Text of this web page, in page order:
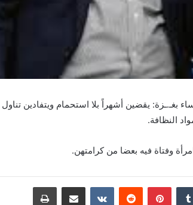
بغـ.ـزة: يقضين أشهراً بلا استحمام ويتفادين
النظافة.
وفتاة فيه بعضا من كرامتهن.
بينتيريست مشاركة عبر البريد طباعة